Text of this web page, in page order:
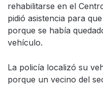
rehabilitarse en el
pidió asistencia para
porque se había
vehículo.
La policía localizó su
porque un vecino del